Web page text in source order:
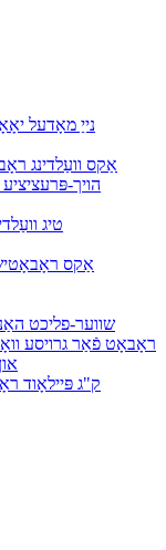
נייַ מאָדעל
הויך-
טיג
7 אַקס
ראָבאָט פֿאַר גרויסע